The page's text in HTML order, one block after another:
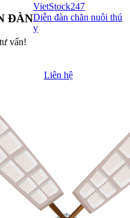
ĐÀN
vấn!
Liên hệ
VietStock247
Diễn đàn chăn nuôi thú
y